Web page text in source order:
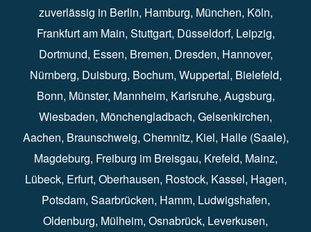
zuverlässig in Berlin⁠, Hamburg⁠, München, Köln⁠,
Frankfurt am Main⁠, Stuttgart⁠, Düsseldorf⁠, Leipzig⁠,
Dortmund⁠, Essen⁠, Bremen⁠, Dresden⁠, Hannover⁠,
Nürnberg⁠, Duisburg⁠⁠, Bochum⁠, Wuppertal⁠⁠, Bielefeld⁠⁠,
Bonn⁠⁠, Münster⁠⁠, Mannheim⁠, Karlsruhe⁠, Augsburg⁠,
Wiesbaden⁠⁠, Mönchengladbach⁠, Gelsenkirchen⁠⁠,
Aachen⁠⁠, Braunschweig⁠, Chemnitz⁠⁠, Kiel⁠, Halle (Saale)⁠⁠,
Magdeburg⁠, Freiburg im Breisgau⁠⁠, Krefeld⁠⁠, Mainz⁠⁠,
Lübeck⁠, Erfurt⁠, Oberhausen⁠⁠, Rostock⁠⁠, Kassel⁠⁠, Hagen⁠,
Potsdam⁠, Saarbrücken⁠⁠, Hamm⁠, Ludwigshafen⁠,
Oldenburg⁠, Mülheim⁠, Osnabrück⁠⁠, Leverkusen⁠,